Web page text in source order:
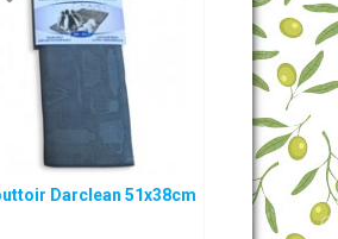
Darclean 51x38cm